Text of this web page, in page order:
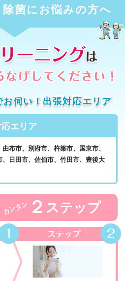
菌にお悩みの方へ
お伺い！出張対応エリア
エリア
布市、別府市、杵築市、国東市、
日田市、佐伯市、竹田市、豊後大
カンタン ２ ステップ